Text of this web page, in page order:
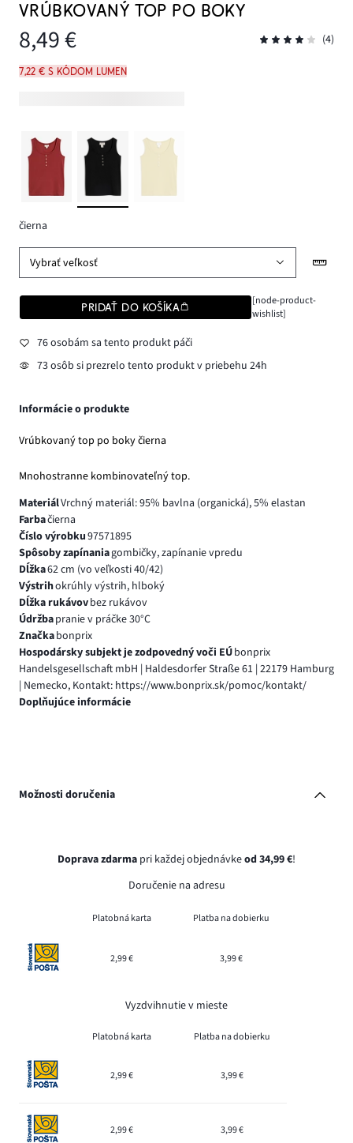
VRÚBKOVANÝ TOP PO BOKY
8,49 € (4)
7,22 € s kódom LUMEN
čierna
Vybrať veľkosť
PRIDAŤ DO KOŠÍKA
[node-product-
wishlist]
76 osobám sa tento produkt páči
73 osôb si prezrelo tento produkt v priebehu 24h
Informácie o produkte
Vrúbkovaný top po boky čierna
Mnohostranne kombinovateľný top.
MateriálVrchný materiál: 95% bavlna (organická), 5% elastan
Farbačierna
Číslo výrobku97571895
Spôsoby zapínaniagombičky, zapínanie vpredu
Dĺžka62 cm (vo veľkosti 40/42)
Výstrihokrúhly výstrih, hlboký
Dĺžka rukávovbez rukávov
Údržbapranie v práčke 30°C
Značkabonprix
Hospodársky subjekt je zodpovedný voči EÚbonprix
Handelsgesellschaft mbH | Haldesdorfer Straße 61 | 22179 Hamburg
| Nemecko, Kontakt: https://www.bonprix.sk/pomoc/kontakt/
Doplňujúce informácie
Možnosti doručenia
Doprava zdarma pri každej objednávkeod 34,99 €!
Doručenie na adresu
Platobná karta Platba na dobierku
2,99 € 3,99 €
Vyzdvihnutie v mieste
Platobná karta Platba na dobierku
2,99 € 3,99 €
2,99 € 3,99 €